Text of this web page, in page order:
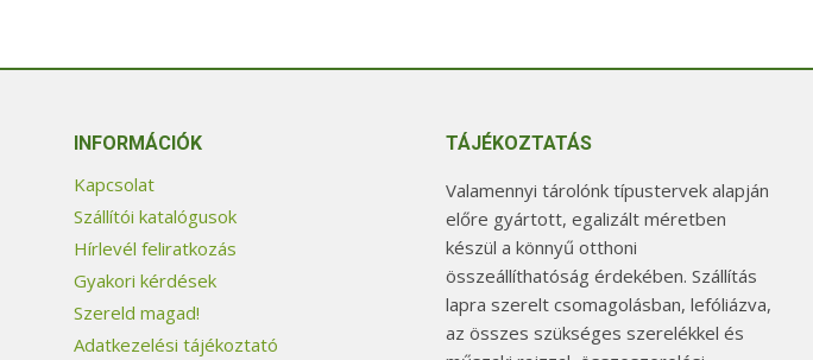
INFORMÁCIÓK
Kapcsolat
Szállítói katalógusok
Hírlevél feliratkozás
Gyakori kérdések
Szereld magad!
Adatkezelési tájékoztató
TÁJÉKOZTATÁS
Valamennyi tárolónk típustervek alapján
előre gyártott, egalizált méretben
készül a könnyű otthoni
összeállíthatóság érdekében. Szállítás
lapra szerelt csomagolásban, lefóliázva,
az összes szükséges szerelékkel és